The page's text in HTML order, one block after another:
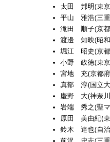
太田 邦明(東
平山 雅浩(三重
滝田 順子(京
渡邊 知映(昭
堀江 昭史(京
小野 政徳(東
宮地 充(京都府
真部 淳(国立
慶野 大(神奈
岩端 秀之(聖
原田 美由紀(
鈴木 達也(自